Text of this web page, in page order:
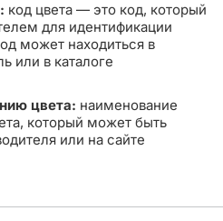
код цвета — это код, который
для идентификации
может находиться в
или в каталоге
цвета: наименование
который может быть
или на сайте